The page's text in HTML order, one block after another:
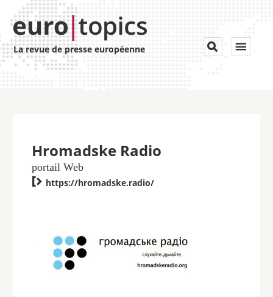
La revue de presse européenne Toggle


Hromadske Radio
portail Web
 https://hromadske.radio/